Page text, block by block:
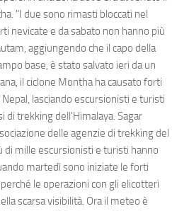
"I due sono rimasti bloccati nel
nevicate e da sabato non hanno più
aggiungendo che il capo della
base, è stato salvato ieri da un
il ciclone Montha ha causato forti
lasciando escursionisti e turisti
di trekking dell'Himalaya. Sagar
delle agenzie di trekking del
di mille escursionisti e turisti hanno
martedì sono iniziate le forti
le operazioni con gli elicotteri
scarsa visibilità. Ora il meteo è